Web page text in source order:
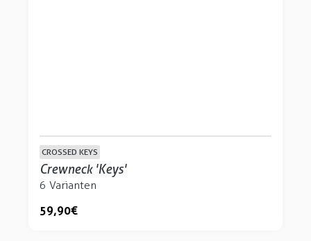
CROSSED KEYS
Crewneck 'Keys'
6 Varianten
59,90 €